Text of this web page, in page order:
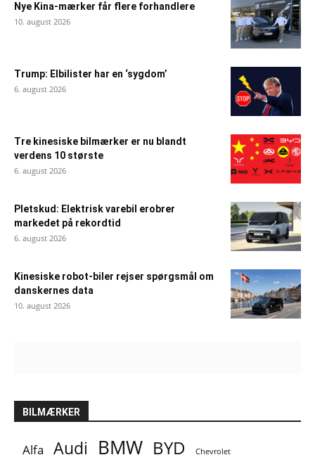
Nye Kina-mærker får flere forhandlere
10. august 2026
Trump: Elbilister har en ‘sygdom’
6. august 2026
Tre kinesiske bilmærker er nu blandt
verdens 10 største
6. august 2026
Pletskud: Elektrisk varebil erobrer
markedet på rekordtid
6. august 2026
Kinesiske robot-biler rejser spørgsmål om
danskernes data
10. august 2026
BILMÆRKER
Alfa Audi BMW BYD Chevrolet